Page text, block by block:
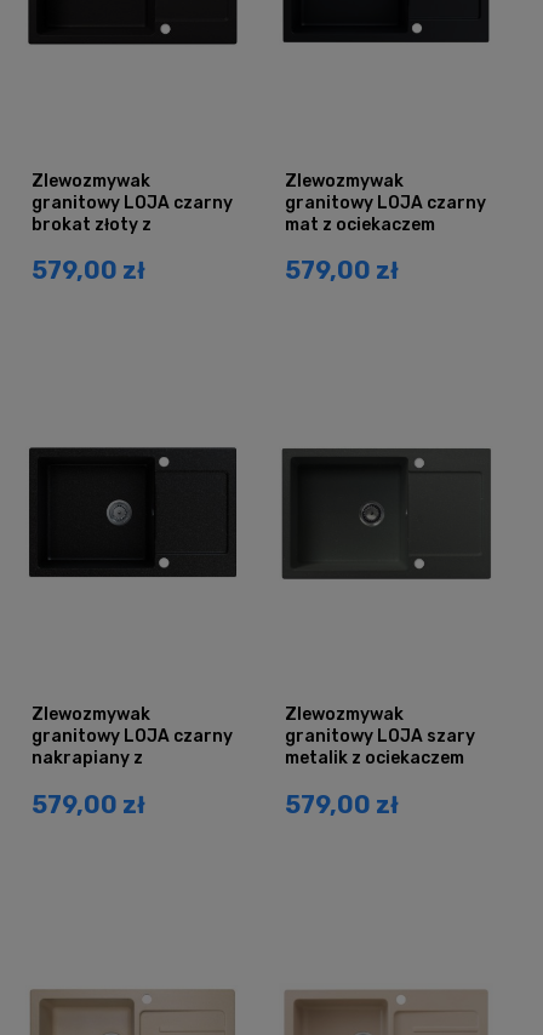
Zlewozmywak
granitowy LOJA czarny
brokat złoty z
579,00 zł
Zlewozmywak
granitowy LOJA czarny
mat z ociekaczem
579,00 zł
Zlewozmywak
granitowy LOJA czarny
nakrapiany z
579,00 zł
Zlewozmywak
granitowy LOJA szary
metalik z ociekaczem
579,00 zł